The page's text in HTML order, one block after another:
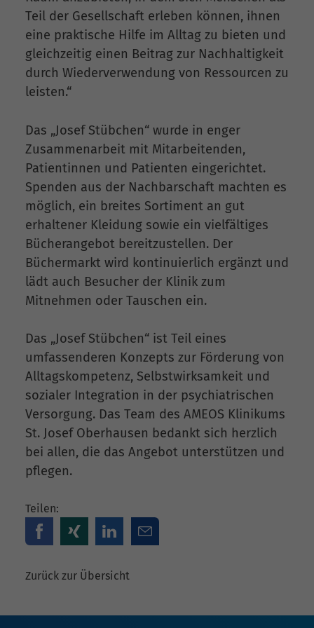
Teil der Gesellschaft erleben können, ihnen
eine praktische Hilfe im Alltag zu bieten und
gleichzeitig einen Beitrag zur Nachhaltigkeit
durch Wiederverwendung von Ressourcen zu
leisten.“
Das „Josef Stübchen“ wurde in enger
Zusammenarbeit mit Mitarbeitenden,
Patientinnen und Patienten eingerichtet.
Spenden aus der Nachbarschaft machten es
möglich, ein breites Sortiment an gut
erhaltener Kleidung sowie ein vielfältiges
Bücherangebot bereitzustellen. Der
Büchermarkt wird kontinuierlich ergänzt und
lädt auch Besucher der Klinik zum
Mitnehmen oder Tauschen ein.
Das „Josef Stübchen“ ist Teil eines
umfassenderen Konzepts zur Förderung von
Alltagskompetenz, Selbstwirksamkeit und
sozialer Integration in der psychiatrischen
Versorgung. Das Team des AMEOS Klinikums
St. Josef Oberhausen bedankt sich herzlich
bei allen, die das Angebot unterstützen und
pflegen.
Teilen:
Zurück zur Übersicht